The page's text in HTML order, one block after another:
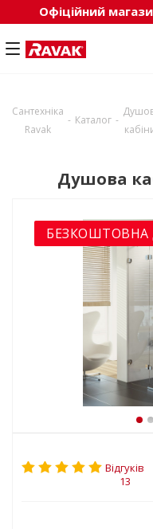
Офіційний
Сантехніка
Ravak
- Каталог -
Душова
БЕЗКОШТОВНА
Відгуків
13